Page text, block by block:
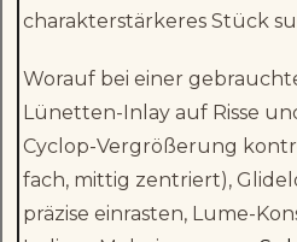
charakterstärkeres Stück
Worauf bei einer
Lünetten-Inlay auf Risse
Cyclop-Vergrößerung
fach, mittig zentriert),
präzise einrasten, Lume-